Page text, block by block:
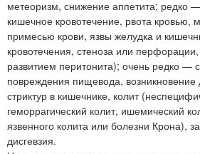
метеоризм, снижение аппетита; редко
кишечное кровотечение, рвота кровью,
примесью крови, язвы желудка и
кровотечения, стеноза или
развитием перитонита); очень редко —
повреждения пищевода,
стриктур в кишечнике, колит
геморрагический колит, ишемический
язвенного колита или болезни Крона),
дисгевзия.